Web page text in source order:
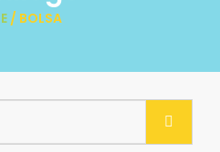
/ BOLSA